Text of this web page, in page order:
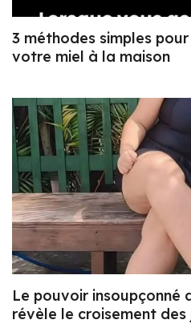
3 méthodes simples
votre miel à la maison
Le pouvoir insoupçonné
révèle le croisement